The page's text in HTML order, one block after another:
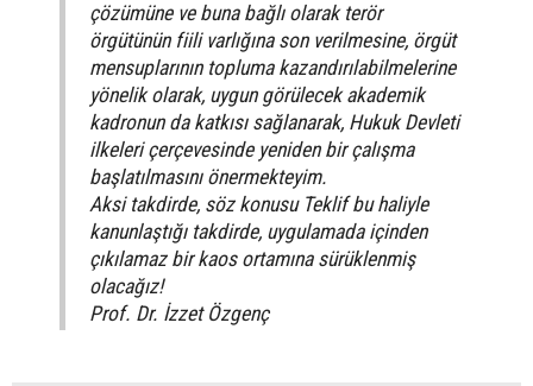
çözümüne ve buna bağlı olarak terör
örgütünün fiili varlığına son verilmesine, örgüt
mensuplarının topluma kazandırılabilmelerine
yönelik olarak, uygun görülecek akademik
kadronun da katkısı sağlanarak, Hukuk Devleti
ilkeleri çerçevesinde yeniden bir çalışma
başlatılmasını önermekteyim.
Aksi takdirde, söz konusu Teklif bu haliyle
kanunlaştığı takdirde, uygulamada içinden
çıkılamaz bir kaos ortamına sürüklenmiş
olacağız!
Prof. Dr. İzzet Özgenç